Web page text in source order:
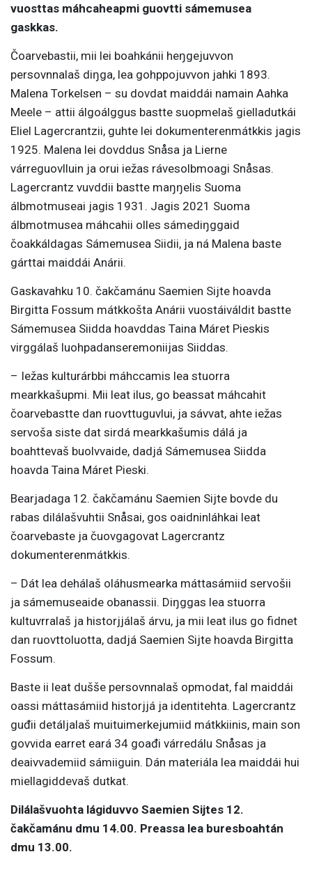
vuosttas máhcaheapmi guovtti sámemusea
gaskkas.
Čoarvebastii, mii lei boahkánii heŋgejuvvon
persovnnalaš diŋga, lea gohppojuvvon jahki 1893.
Malena Torkelsen – su dovdat maiddái namain Aahka
Meele – attii álgoálggus bastte suopmelaš gielladutkái
Eliel Lagercrantzii, guhte lei dokumenterenmátkkis jagis
1925. Malena lei dovddus Snåsa ja Lierne
várreguovlluin ja orui iežas rávesolbmoagi Snåsas.
Lagercrantz vuvddii bastte maŋŋelis Suoma
álbmotmuseai jagis 1931. Jagis 2021 Suoma
álbmotmusea máhcahii olles sámediŋggaid
čoakkáldagas Sámemusea Siidii, ja ná Malena baste
gárttai maiddái Anárii.
Gaskavahku 10. čakčamánu Saemien Sijte hoavda
Birgitta Fossum mátkkošta Anárii vuostáiváldit bastte
Sámemusea Siidda hoavddas Taina Máret Pieskis
virggálaš luohpadanseremoniijas Siiddas.
– Iežas kulturárbbi máhccamis lea stuorra
mearkkašupmi. Mii leat ilus, go beassat máhcahit
čoarvebastte dan ruovttuguvlui, ja sávvat, ahte iežas
servoša siste dat sirdá mearkkašumis dálá ja
boahttevaš buolvvaide, dadjá Sámemusea Siidda
hoavda Taina Máret Pieski.
Bearjadaga 12. čakčamánu Saemien Sijte bovde du
rabas dilálašvuhtii Snåsai, gos oaidninláhkai leat
čoarvebaste ja čuovgagovat Lagercrantz
dokumenterenmátkkis.
– Dát lea dehálaš oláhusmearka máttasámiid servošii
ja sámemuseaide obanassii. Diŋggas lea stuorra
kultuvrralaš ja historjjálaš árvu, ja mii leat ilus go fidnet
dan ruovttoluotta, dadjá Saemien Sijte hoavda Birgitta
Fossum.
Baste ii leat dušše persovnnalaš opmodat, fal maiddái
oassi máttasámiid historjjá ja identitehta. Lagercrantz
guđii detáljalaš muituimerkejumiid mátkkiinis, main son
govvida earret eará 34 goađi várredálu Snåsas ja
deaivvademiid sámiiguin. Dán materiála lea maiddái hui
miellagiddevaš dutkat.
Dilálašvuohta lágiduvvo Saemien Sijtes 12.
čakčamánu dmu 14.00. Preassa lea buresboahtán
dmu 13.00.